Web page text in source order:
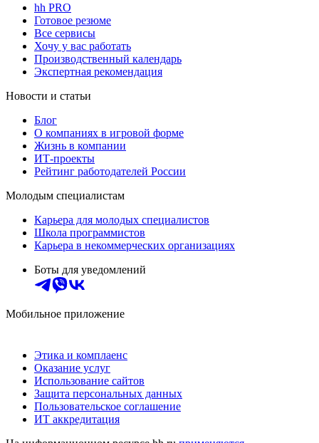
hh PRO
Готовое резюме
Все сервисы
Хочу у вас работать
Производственный календарь
Экспертная рекомендация
Новости и статьи
Блог
О компаниях в игровой форме
Жизнь в компании
ИТ-проекты
Рейтинг работодателей России
Молодым специалистам
Карьера для молодых специалистов
Школа программистов
Карьера в некоммерческих организациях
Боты для уведомлений
Мобильное приложение
Этика и комплаенс
Оказание услуг
Использование сайтов
Защита персональных данных
Пользовательское соглашение
ИТ аккредитация